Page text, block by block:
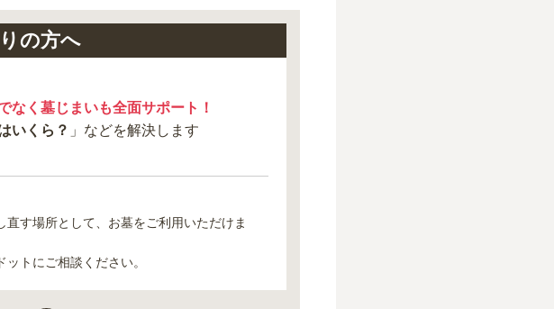
の方へ
なく墓じまいも全面サポート！
いくら？ 」などを解決します
す場所として、お墓をご利用いただけま
トにご相談ください。